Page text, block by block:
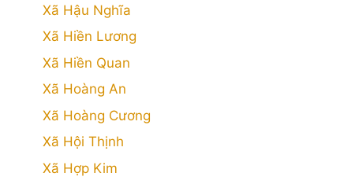
Xã Hậu Nghĩa
Xã Hiền Lương
Xã Hiền Quan
Xã Hoàng An
Xã Hoàng Cương
Xã Hội Thịnh
Xã Hợp Kim